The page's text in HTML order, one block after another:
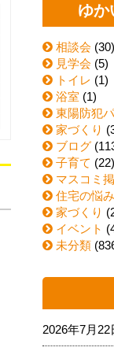
ゆか
相談会 (30)
見学会 (5)
トイレ (1)
浴室 (1)
東陽防犯
家づくり
ブログ
子育て (22)
マスコミ
住宅の悩
家づくり
イベント
未分類
2026年7月22